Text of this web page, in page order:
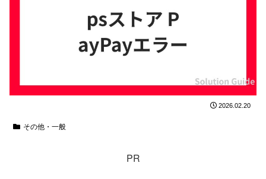
2026.02.20
その他・一般
PR